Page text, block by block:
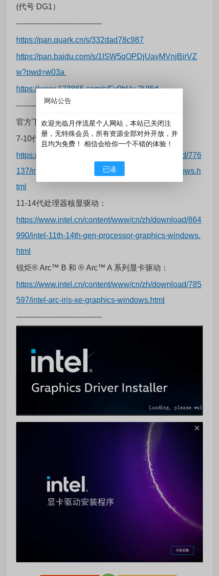
(代号 DG1）
-----------------------------------
https://pan.quark.cn/s/332dad78c987
https://pan.baidu.com/s/1ISW5qOPDjUayMVnjBirVZ
w?pwd=w03a
https://www.123865.com/s/Fy9bVv-2VI6d
-----------------------------------
官方下载：
7-10代处理器核显驱动：
https://www.intel.cn/content/www/cn/zh/download/776
137/intel-7th-10th-gen-processor-graphics-windows.h
tml
11-14代处理器核显驱动：
https://www.intel.cn/content/www/cn/zh/download/864
990/intel-11th-14th-gen-processor-graphics-windows.
html
锐炬® Arc™ B 和 ® Arc™ A 系列显卡驱动：
https://www.intel.cn/content/www/cn/zh/download/785
597/intel-arc-iris-xe-graphics-windows.html
-----------------------------------
网站公告
欢迎光临月伴流星个人网站，本站已关闭注
册，无特殊会员，所有资源全部对外开放，并
且均为免费！ 相信会给你一个不错的体验！
已读